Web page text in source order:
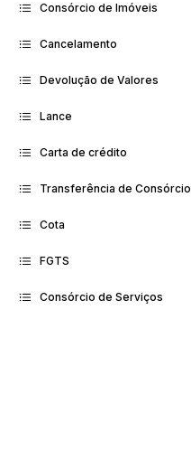
Consórcio de Imóveis
Cancelamento
Devolução de Valores
Lance
Carta de crédito
Transferência de Consórcio
Cota
FGTS
Consórcio de Serviços